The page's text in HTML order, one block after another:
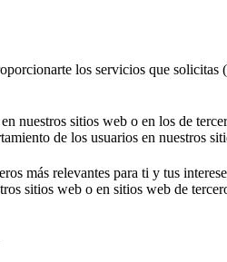
los servicios que
nuestros sitios web o en los de
de los usuarios en nuestros
más relevantes para ti y tus
sitios web o en sitios web de